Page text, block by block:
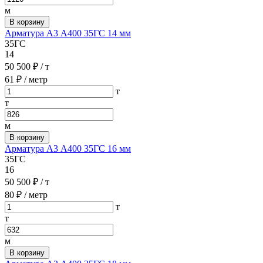
м
В корзину
Арматура А3 А400 35ГС 14 мм
35ГС
14
50 500 ₽ / т
61 ₽ / метр
т
т
м
В корзину
Арматура А3 А400 35ГС 16 мм
35ГС
16
50 500 ₽ / т
80 ₽ / метр
т
т
м
В корзину